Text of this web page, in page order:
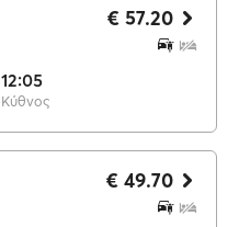
12:05
Κύθνος
€ 57.20
€ 49.70